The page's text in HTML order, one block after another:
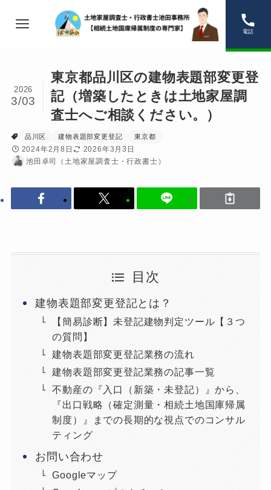
電話
東京都品川区の建物表題部変更登
記（増築したときは土地家屋調
査士へご相談ください。）
2026
3/03
品川区 建物表題部変更登記 東京都
2024年2月8日
2026年3月3日
池田卓司（土地家屋調査士・行政書士）
目次
建物表題部変更登記とは？
【簡易診断】未登記建物判定ツール【３つ
の質問】
建物表題部変更登記業務の流れ
建物表題部変更登記業務の記事一覧
不動産の『入口（新築・未登記）』から、
『出口戦略（確定測量・相続土地国庫帰属
制度）』までの長期的な視点でのコンサル
ティング
お問い合わせ
Googleマップ